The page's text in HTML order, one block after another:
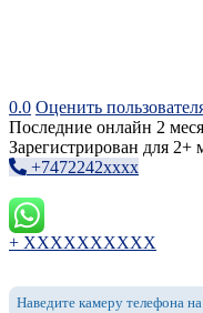
0.0 Оценить
Последние онлайн 2
Зарегистрирован для 2+
+7472242xxxx
+ XXXXXXXXXX
Наведите камеру телефона